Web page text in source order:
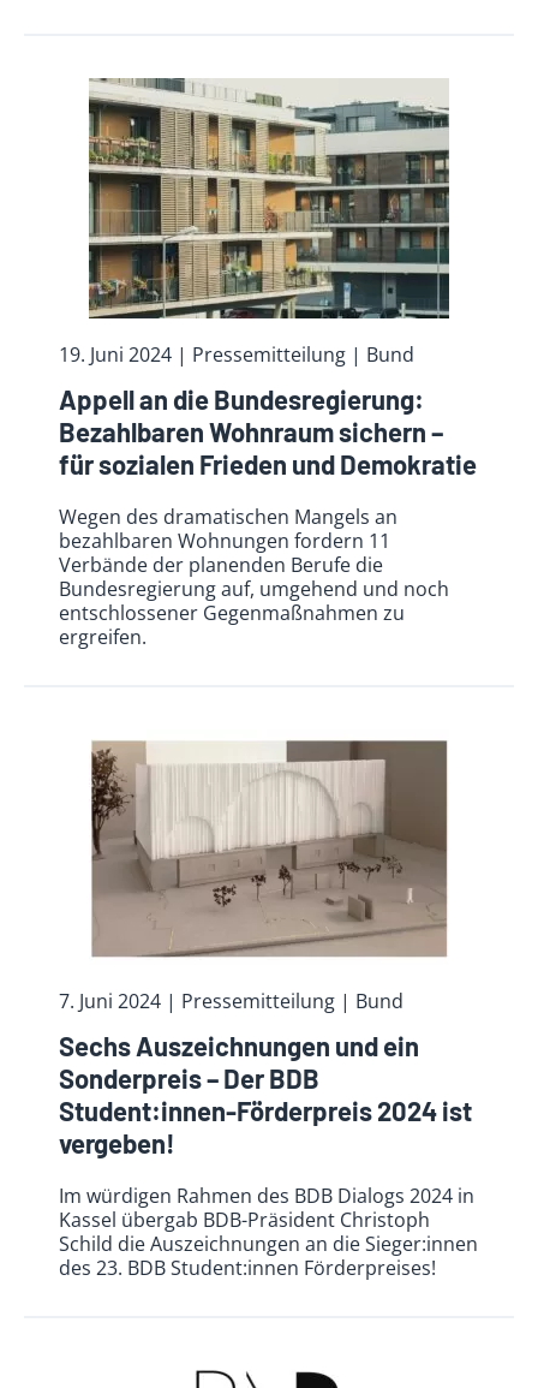
19. Juni 2024 | Pressemitteilung | Bund
Appell an die Bundesregierung:
Bezahlbaren Wohnraum sichern –
für sozialen Frieden und Demokratie
Wegen des dramatischen Mangels an
bezahlbaren Wohnungen fordern 11
Verbände der planenden Berufe die
Bundesregierung auf, umgehend und noch
entschlossener Gegenmaßnahmen zu
ergreifen.
7. Juni 2024 | Pressemitteilung | Bund
Sechs Auszeichnungen und ein
Sonderpreis – Der BDB
Student:innen-Förderpreis 2024 ist
vergeben!
Im würdigen Rahmen des BDB Dialogs 2024 in
Kassel übergab BDB-Präsident Christoph
Schild die Auszeichnungen an die Sieger:innen
des 23. BDB Student:innen Förderpreises!